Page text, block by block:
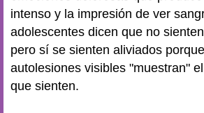
intenso y la impresión de ver
adolescentes dicen que no
pero sí se sienten aliviados
autolesiones visibles "muestran"
que sienten.